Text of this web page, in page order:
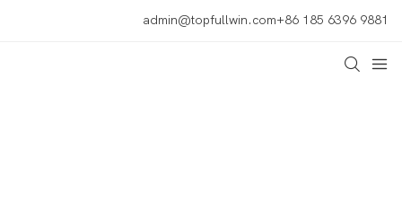
admin@topfullwin.com+86 185 6396 9881